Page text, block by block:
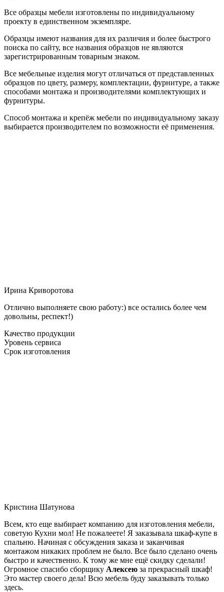
Все образцы мебели изготовлены по индивидуальному
проекту в единственном экземпляре.
Образцы имеют названия для их различия и более быстрого
поиска по сайту, все названия образцов не являются
зарегистрированным товарным знаком.
Все мебельные изделия могут отличаться от представленных
образцов по цвету, размеру, комплектации, фурнитуре, а также
способами монтажа и производителями комплектующих и
фурнитуры.
Способ монтажа и крепёж мебели по индивидуальному заказу
выбирается производителем по возможности её применения.
Ирина Криворотова
Отлично выполняете свою работу:) все остались более чем
довольны, респект!)
Качество продукции
Уровень сервиса
Срок изготовления
Кристина Шатунова
Всем, кто еще выбирает компанию для изготовления мебели,
советую Кухни мол! Не пожалеете! Я заказывала шкаф-купе в
спальню. Начиная с обсуждения заказа и заканчивая
монтажом никаких проблем не было. Все было сделано очень
быстро и качественно. К тому же мне ещё скидку сделали!
Огромное спасибо сборщику Алексею за прекрасный шкаф!
Это мастер своего дела! Всю мебель буду заказывать только
здесь.